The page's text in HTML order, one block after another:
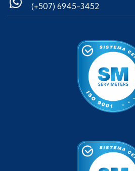
(+507) 6945-3452